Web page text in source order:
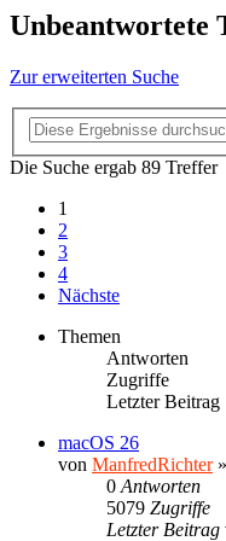
Unbeantwortete
Zur erweiterten Suche
Die Suche ergab 89 Treffer
1
2
3
4
Nächste
Themen
Antworten
Zugriffe
Letzter Beitrag
macOS 26
von ManfredRichter»
0 Antworten
5079 Zugriffe
Letzter Beitrag